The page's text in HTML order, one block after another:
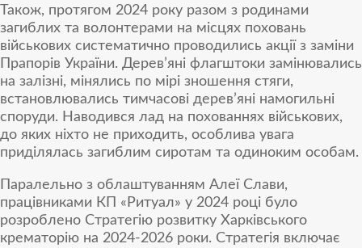
Також, протягом 2024 року разом з родинами
загиблих та волонтерами на місцях поховань
військових систематично проводились акції з заміни
Прапорів України. Дерев’яні флагштоки замінювались
на залізні, мінялись по мірі зношення стяги,
встановлювались тимчасові дерев’яні намогильні
споруди. Наводився лад на похованнях військових,
до яких ніхто не приходить, особлива увага
приділялась загиблим сиротам та одиноким особам.
Паралельно з облаштуванням Алеї Слави,
працівниками КП «Ритуал» у 2024 році було
розроблено Стратегію розвитку Харківського
крематорію на 2024-2026 роки. Стратегія включає